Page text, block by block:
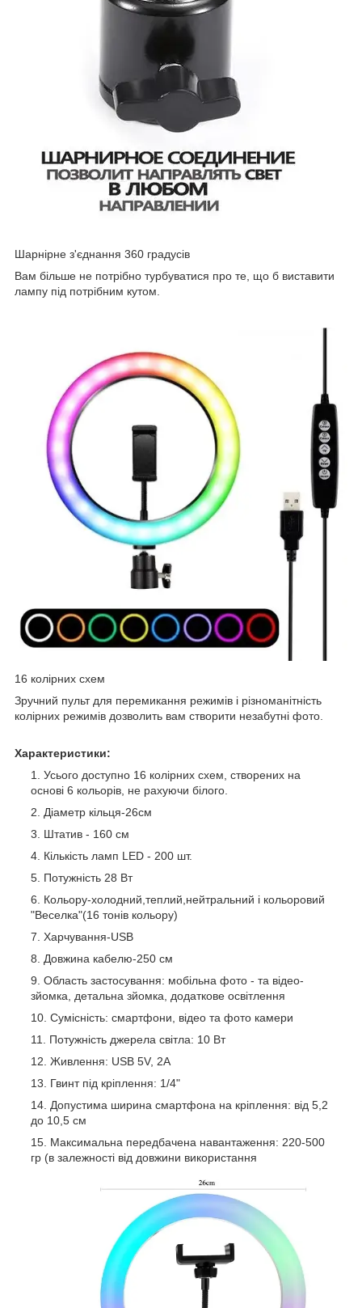
Шарнірне з'єднання 360 градусів
Вам більше не потрібно турбуватися про те, що б виставити
лампу під потрібним кутом.
16 колірних схем
Зручний пульт для перемикання режимів і різноманітність
колірних режимів дозволить вам створити незабутні фото.
Характеристики:
Усього доступно 16 колірних схем, створених на
основі 6 кольорів, не рахуючи білого.
Діаметр кільця-26см
Штатив - 160 см
Кількість ламп LED - 200 шт.
Потужність 28 Вт
Кольору-холодний,теплий,нейтральний і кольоровий
"Веселка"(16 тонів кольору)
Харчування-USB
Довжина кабелю-250 см
Область застосування: мобільна фото - та відео-
зйомка, детальна зйомка, додаткове освітлення
Сумісність: смартфони, відео та фото камери
Потужність джерела світла: 10 Вт
Живлення: USB 5V, 2A
Гвинт під кріплення: 1/4"
Допустима ширина смартфона на кріплення: від 5,2
до 10,5 см
Максимальна передбачена навантаження: 220-500
гр (в залежності від довжини використання